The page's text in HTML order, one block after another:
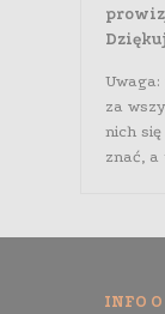
za
nich
znać,
INFO O